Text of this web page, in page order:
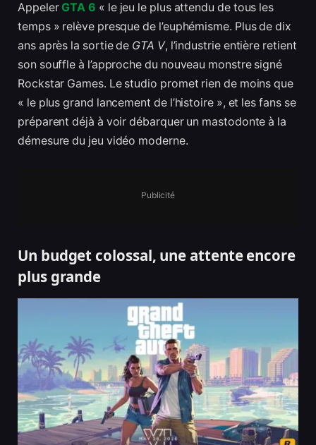
Appeler GTA 6 « le jeu le plus attendu de tous les
temps » relève presque de l’euphémisme. Plus de dix
ans après la sortie de GTA V, l’industrie entière retient
son souffle à l’approche du nouveau monstre signé
Rockstar Games. Le studio promet rien de moins que
« le plus grand lancement de l’histoire », et les fans se
préparent déjà à voir débarquer un mastodonte à la
démesure du jeu vidéo moderne.
Publicité
Un budget colossal, une attente encore
plus grande